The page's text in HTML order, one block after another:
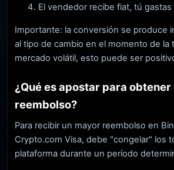
El vendedor recibe fiat, tú
Importante: la conversión se produce
al tipo de cambio en el momento de la
mercado volátil, esto puede ser
¿Qué es apostar para
reembolso?
Para recibir un mayor reembolso en
Crypto.com Visa, debe "congelar" los
plataforma durante un período